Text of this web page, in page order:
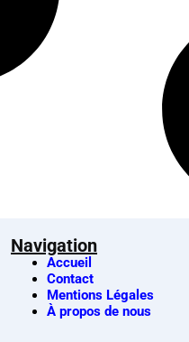
Navigation
Accueil
Contact
Mentions Légales
À propos de nous